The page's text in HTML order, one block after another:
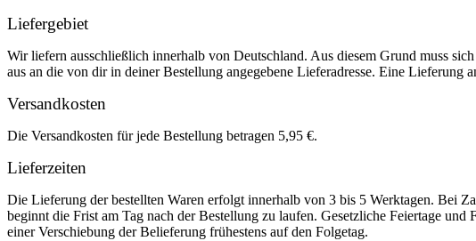
Liefergebiet
Wir liefern ausschließlich innerhalb von Deutschland. Aus diesem Grund muss
aus an die von dir in deiner Bestellung angegebene Lieferadresse. Eine Lieferung
Versandkosten
Die Versandkosten für jede Bestellung betragen 5,95 €.
Lieferzeiten
Die Lieferung der bestellten Waren erfolgt innerhalb von 3 bis 5 Werktagen. Bei
beginnt die Frist am Tag nach der Bestellung zu laufen. Gesetzliche Feiertage
einer Verschiebung der Belieferung frühestens auf den Folgetag.